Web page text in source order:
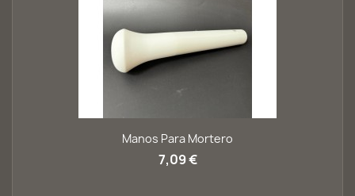
Manos Para Mortero
7,09 €